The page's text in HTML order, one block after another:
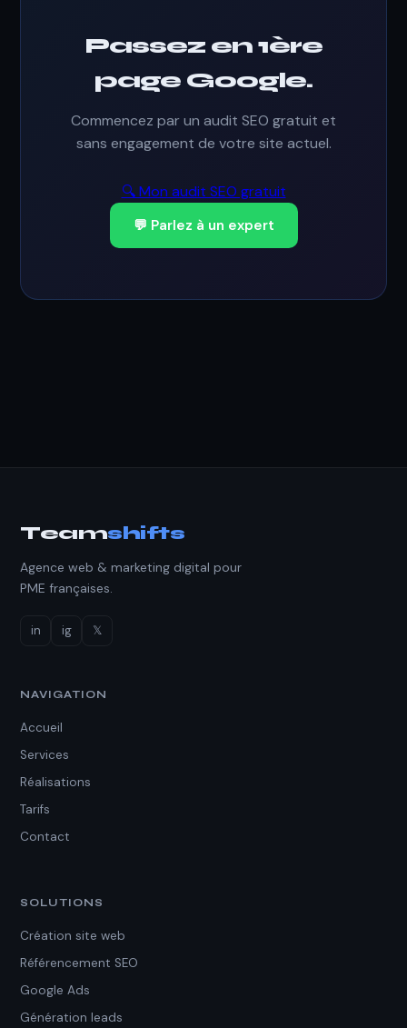
Passez en 1ère
page Google.
Commencez par un audit SEO gratuit et
sans engagement de votre site actuel.
🔍 Mon audit SEO gratuit
💬 Parlez à un expert
Teamshifts
Agence web & marketing digital pour
PME françaises.
in ig 𝕏
NAVIGATION
Accueil
Services
Réalisations
Tarifs
Contact
SOLUTIONS
Création site web
Référencement SEO
Google Ads
Génération leads